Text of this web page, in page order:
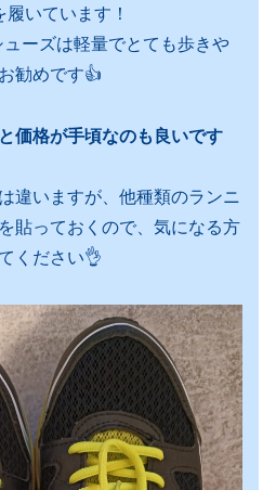
履いています！
ーズは軽量でとても歩きや
勧めです👍
価格が手頃なのも良いです
違いますが、他種類のランニ
貼っておくので、気になる方
ください👌